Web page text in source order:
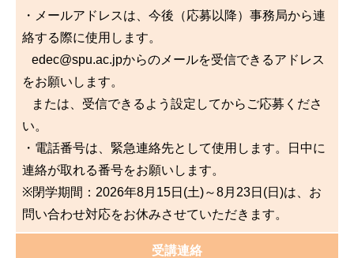
・メールアドレスは、今後（応募以降）事務局から連
絡する際に使用します。
edec@spu.ac.jpからのメールを受信できるアドレス
をお願いします。
または、受信できるよう設定してからご応募くださ
い。
・電話番号は、緊急連絡先として使用します。日中に
連絡が取れる番号をお願いします。
※閉学期間：2026年8月15日(土)～8月23日(日)は、お
問い合わせ対応をお休みさせていただきます。
受講連絡